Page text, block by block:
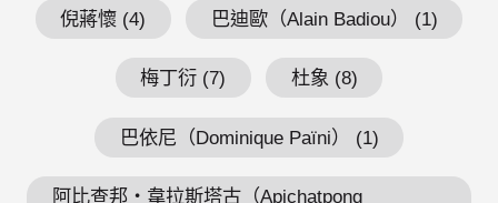
倪蔣懷 (4) 巴迪歐（Alain Badiou） (1)
梅丁衍 (7) 杜象 (8)
巴依尼（Dominique Païni） (1)
阿比查邦・韋拉斯塔古（Apichatpong